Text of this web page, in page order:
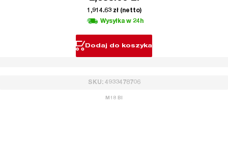
1,914.63 zł(netto)
Wysyłka w 24h
Dodaj do koszyka
SKU: 4933478706
M18 BI